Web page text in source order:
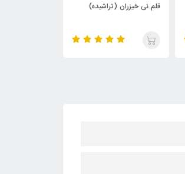
قلم نی دزفولی وحشی